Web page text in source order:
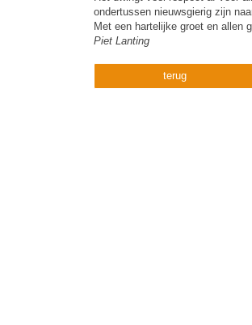
ondertussen nieuwsgierig zijn
Met een hartelijke groet en allen
Piet Lanting
terug